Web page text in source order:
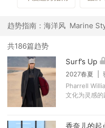
趋势指南：海洋风 Marine
共186篇趋势
Surf’s Up
2027春夏 |
Pharrell
文化为灵感
香奈儿的起